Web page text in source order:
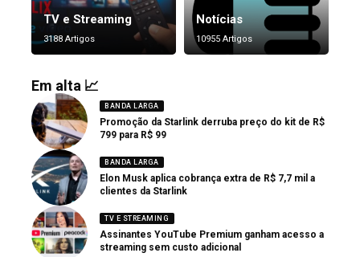
TV e Streaming
3188 Artigos
Notícias
10955 Artigos
Em alta 📈
BANDA LARGA
Promoção da Starlink derruba preço do kit de R$
799 para R$ 99
BANDA LARGA
Elon Musk aplica cobrança extra de R$ 7,7 mil a
clientes da Starlink
TV E STREAMING
Assinantes YouTube Premium ganham acesso a
streaming sem custo adicional